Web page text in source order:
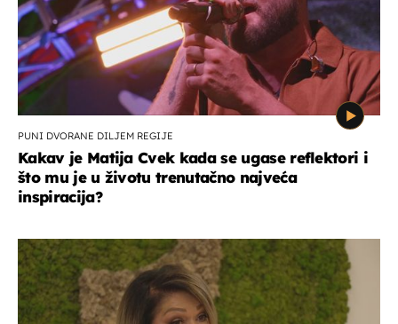
PUNI DVORANE DILJEM REGIJE
Kakav je Matija Cvek kada se ugase reflektori i
što mu je u životu trenutačno najveća
inspiracija?